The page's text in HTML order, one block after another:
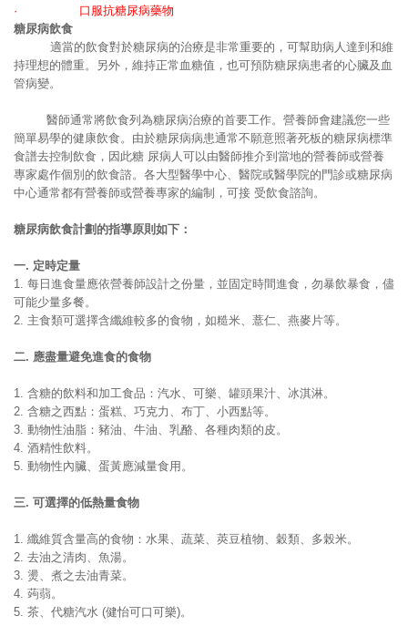
代謝症候群
肥胖
高血壓
· 口服抗糖尿病藥物
糖尿病飲食
適當的飲食對於糖尿病的治療是非常重要的，可幫助病人達到和維
持理想的體重。另外，維持正常血糖值，也可預防糖尿病患者的心臟及血
管病變。
醫師通常將飲食列為糖尿病治療的首要工作。營養師會建議您一些
簡單易學的健康飲食。由於糖尿病病患通常不願意照著死板的糖尿病標準
食譜去控制飲食，因此糖 尿病人可以由醫師推介到當地的營養師或營養
專家處作個別的飲食諮。各大型醫學中心、醫院或醫學院的門診或糖尿病
中心通常都有營養師或營養專家的編制，可接 受飲食諮詢。
糖尿病飲食計劃的指導原則如下：
一. 定時定量
1. 每日進食量應依營養師設計之份量，並固定時間進食，勿暴飲暴食，儘
可能少量多餐。
2. 主食類可選擇含纖維較多的食物，如糙米、薏仁、燕麥片等。
二. 應盡量避免進食的食物
1. 含糖的飲料和加工食品：汽水、可樂、罐頭果汁、冰淇淋。
2. 含糖之西點：蛋糕、巧克力、布丁、小西點等。
3. 動物性油脂：豬油、牛油、乳酪、各種肉類的皮。
4. 酒精性飲料。
5. 動物性內臟、蛋黃應減量食用。
三. 可選擇的低熱量食物
1. 纖維質含量高的食物：水果、蔬菜、莢豆植物、穀類、多榖米。
2. 去油之清肉、魚湯。
3. 燙、煮之去油青菜。
4. 蒟蒻。
5. 茶、代糖汽水 (健怡可口可樂)。